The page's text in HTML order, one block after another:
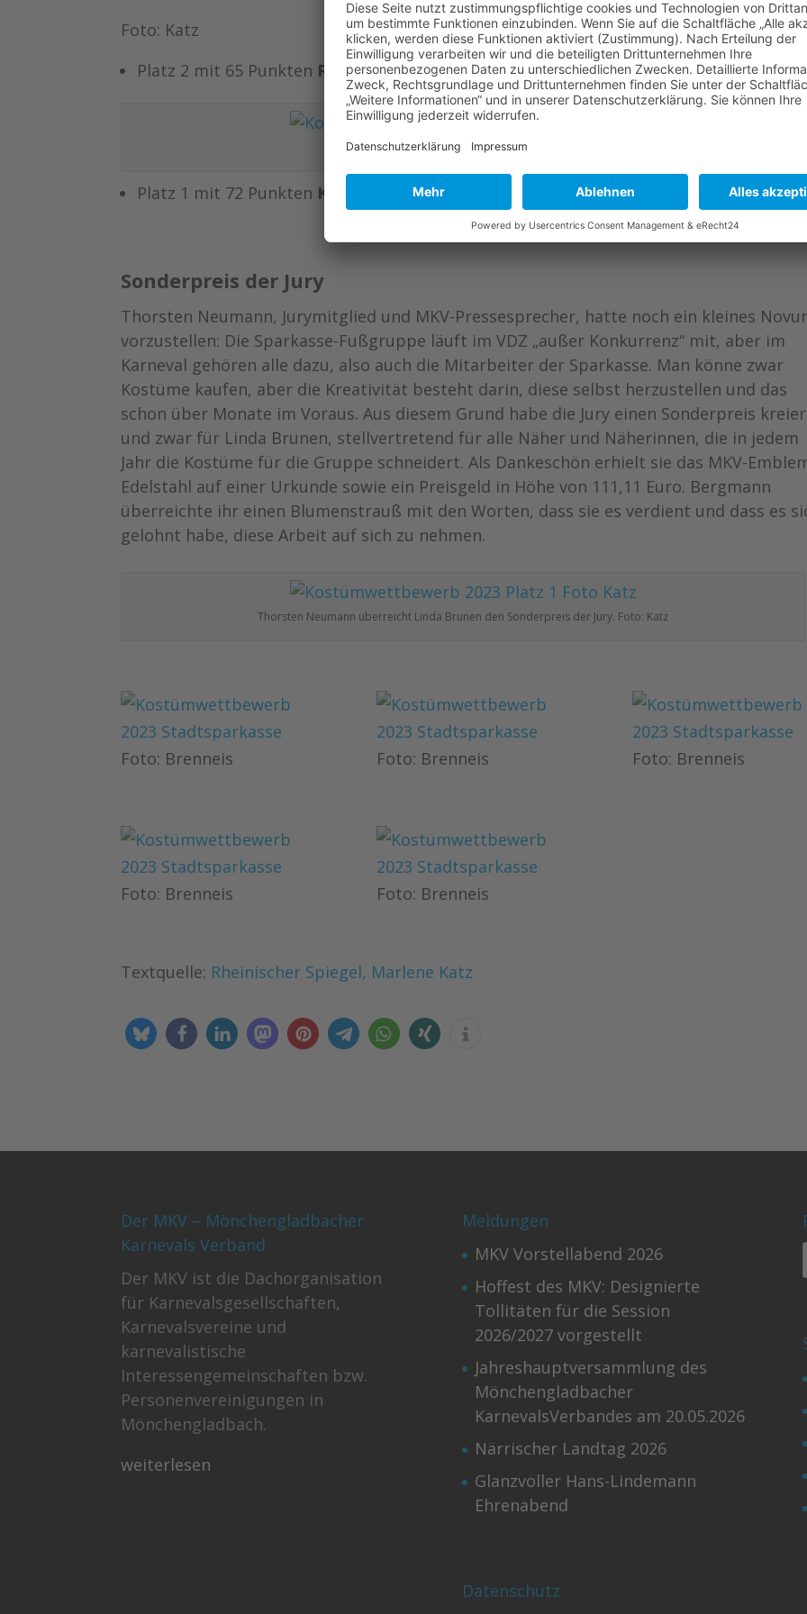
Foto: Katz
Platz 2 mit 65 Punkten Reha-Verein444,44 Euro
Foto: Katz
Platz 1 mit 72 Punkten KG Schwarz-Gold Rheydt 555,55 Euro
Sonderpreis der Jury
Thorsten Neumann, Jurymitglied und MKV-Pressesprecher, hatte noch ein kleines
vorzustellen: Die Sparkasse-Fußgruppe läuft im VDZ „außer Konkurrenz“ mit, aber im
Karneval gehören alle dazu, also auch die Mitarbeiter der Sparkasse. Man könne zwar
Kostüme kaufen, aber die Kreativität besteht darin, diese selbst herzustellen und das
schon über Monate im Voraus. Aus diesem Grund habe die Jury einen Sonderpreis
und zwar für Linda Brunen, stellvertretend für alle Näher und Näherinnen, die in jedem
Jahr die Kostüme für die Gruppe schneidert. Als Dankeschön erhielt sie das MKV-
Edelstahl auf einer Urkunde sowie ein Preisgeld in Höhe von 111,11 Euro. Bergmann
überreichte ihr einen Blumenstrauß mit den Worten, dass sie es verdient und dass es
gelohnt habe, diese Arbeit auf sich zu nehmen.
Thorsten Neumann überreicht Linda Brunen den Sonderpreis der Jury. Foto: Katz
Foto: Brenneis Foto: Brenneis Foto: Brenneis
Foto: Brenneis Foto: Brenneis
Textquelle: Rheinischer Spiegel, Marlene Katz
Der MKV – Mönchengladbacher
Karnevals Verband
Der MKV ist die Dachorganisation
für Karnevalsgesellschaften,
Karnevalsvereine und
karnevalistische
Interessengemeinschaften bzw.
Personenvereinigungen in
Mönchengladbach.
weiterlesen
Meldungen
MKV Vorstellabend 2026
Hoffest des MKV: Designierte
Tollitäten für die Session
2026/2027 vorgestellt
Jahreshauptversammlung des
Mönchengladbacher
KarnevalsVerbandes am 20.05.2026
Närrischer Landtag 2026
Glanzvoller Hans-Lindemann
Ehrenabend
Datenschutz